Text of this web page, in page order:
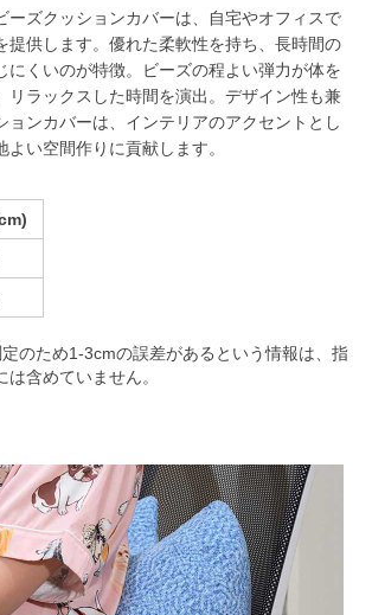
ーズクッションカバーは、自宅やオフィスで
提供します。優れた柔軟性を持ち、長時間の
にくいのが特徴。ビーズの程よい弾力が体を
リラックスした時間を演出。デザイン性も兼
ョンカバーは、インテリアのアクセントとし
よい空間作りに貢献します。
のため1-3cmの誤差があるという情報は、指
含めていません。